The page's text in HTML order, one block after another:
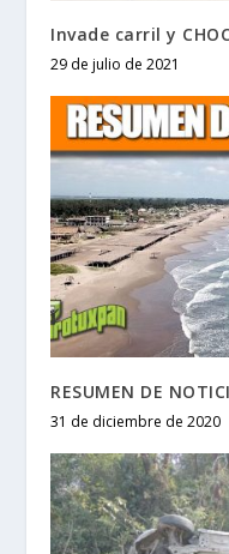
Invade carril y
29 de julio de 2021
RESUMEN DE
31 de diciembre de 2020